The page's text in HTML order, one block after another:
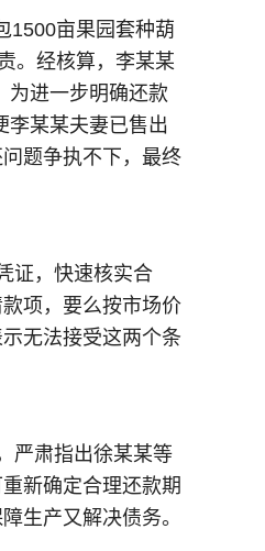
1500亩果园套种葫
。经核算，李某某
为进一步明确还款
李某某夫妻已售出
题争执不下，最终
证，快速核实合
项，要么按市场价
无法接受这两个条
严肃指出徐某某等
新确定合理还款期
生产又解决债务。